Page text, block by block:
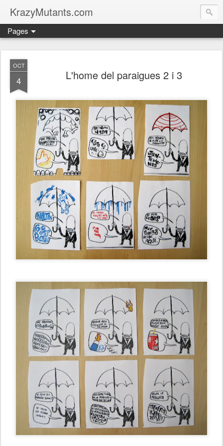
KrazyMutants.com
Pages
OCT
4 L'home del paraigues 2 i 3